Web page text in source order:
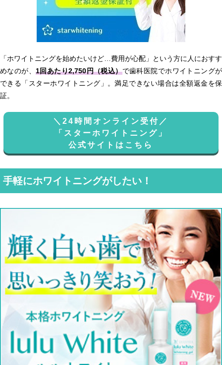
「ホワイトニングを始めたいけど…費用が心配」という方に人におすす
めなのが、1回あたり2,750円（税込）で歯科医院でホワイトニングが
できる「スターホワイトニング」。満足できない場合は全額返金を保
証。
＼24時間オンライン受付／
「スターホワイトニング」
公式サイトはこちら
手軽にホワイトニングがしたい！